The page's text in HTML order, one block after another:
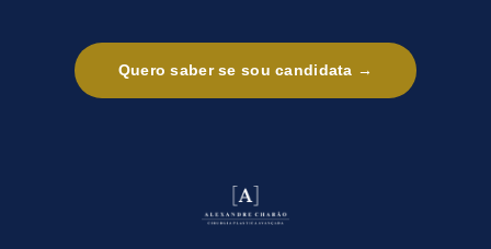
Quero saber se sou candidata →